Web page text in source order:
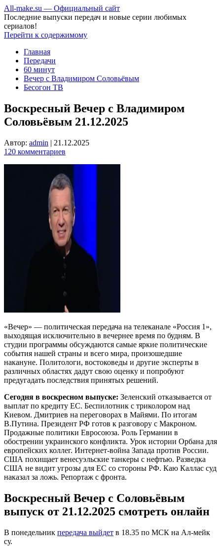
All-make.su — Официальный сайт
Последние выпуски передач и новые серии любимых
сериалов!
Перейти к содержимому
Главная
Передачи
60 минут
Вечер с Владимиром Соловьёвым
Бесогон ТВ
Воскресный Вечер с Владимиром
Соловьёвым 21.12.2025
Автор: admin | 21.12.2025
120 комментариев
«Вечер» — политическая передача на телеканале «Россия 1»,
выходящая исключительно в вечернее время по будням. В
студии программы обсуждаются самые яркие политические
события нашей страны и всего мира, произошедшие
накануне. Политологи, востоковеды и другие эксперты в
различных областях дадут свою оценку и попробуют
предугадать последствия принятых решений.
Сегодня в воскресном выпуске: Зеленский отказывается от
выплат по кредиту ЕС. Беспилотник с триколором над
Киевом. Дмитриев на переговорах в Майями. По итогам
В.Путина. Президент РФ готов к разговору с Макроном.
Продажные политики Евросоюза. Роль Германии в
обострении украинского конфликта. Урок истории Орбана для
европейских коллег. Интернет-война Запада против России.
США похищает венесуэльские танкеры с нефтью. Разведка
США не видит угрозы для ЕС со стороны РФ. Каю Каллас суд
наказал за ложь. Репортаж с фронта.
Воскресный Вечер с Соловьёвым
выпуск от 21.12.2025 смотреть онлайн
В понедельник передача выйдет в 18.35 по МСК на Ал-мейк
су.